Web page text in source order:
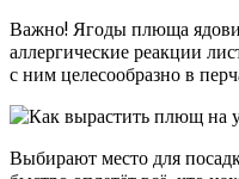
Важно! Ягоды плюща
аллергические реакции
с ним целесообразно в
Выбирают место для